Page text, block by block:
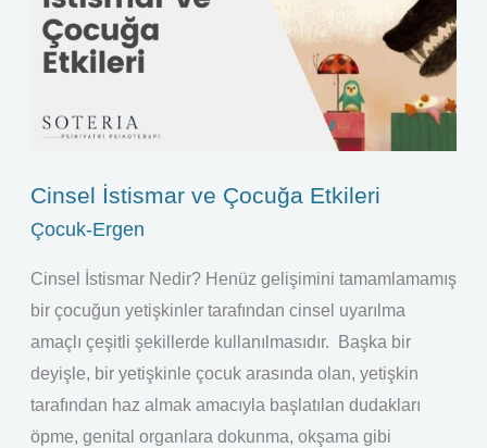
Cinsel İstismar ve Çocuğa Etkileri
Çocuk-Ergen
Cinsel İstismar Nedir? Henüz gelişimini tamamlamamış
bir çocuğun yetişkinler tarafından cinsel uyarılma
amaçlı çeşitli şekillerde kullanılmasıdır. Başka bir
deyişle, bir yetişkinle çocuk arasında olan, yetişkin
tarafından haz almak amacıyla başlatılan dudakları
öpme, genital organlara dokunma, okşama gibi
Çocuğa
Etkileri